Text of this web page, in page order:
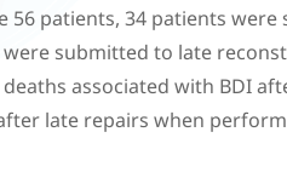
56 patients, 34 patients
submitted to late
associated with BDI
late repairs when